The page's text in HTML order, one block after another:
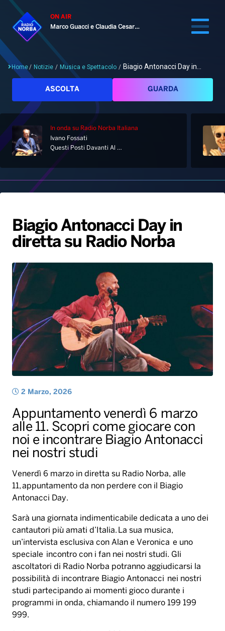
ON AIR
Marco Guacci e Claudia Cesaroni
Cerca
Home
Palinsesto
Hit Dance
Giochi&Concorsi
PALATOUR
Notizie
Locali
Musica e Spettacolo
Radio Norba Consiglia
Leggerissime
Playlist
Generale
Notiziario
Oroscopo
Speciale Astrabilia 2026
Gallery
Radio Norba News TV
Voce al Bari
Battiti Live 2026
Gallery
Home/ Notizie / Musica e Spettacolo / Biagio Antonacci Day in...
ASCOLTA GUARDA
In onda su Radio Norba Italiana
Ivano Fossati
Questi Posti Davanti Al Mare
Biagio Antonacci Day in
diretta su Radio Norba
2 Marzo, 2026
Appuntamento venerdì 6 marzo
alle 11. Scopri come giocare con
noi e incontrare Biagio Antonacci
nei nostri studi
Venerdì 6 marzo in diretta su Radio Norba, alle
11, appuntamento da non perdere con il Biagio
Antonacci Day.
Sarà una giornata indimenticabile dedicata a uno dei
cantautori più amati d’Italia. La sua musica,
un’intervista esclusiva con Alan e Veronica e uno
speciale incontro con i fan nei nostri studi. Gli
ascoltatori di Radio Norba potranno aggiudicarsi la
possibilità di incontrare Biagio Antonacci nei nostri
studi partecipando ai momenti gioco durante i
programmi in onda, chiamando il numero 199 199
999.